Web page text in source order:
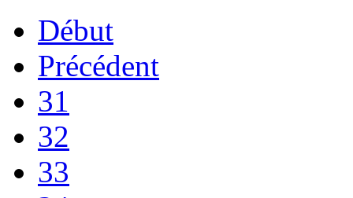
Début
Précédent
31
32
33